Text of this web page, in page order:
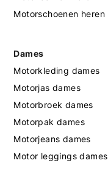
Motorschoenen heren
Dames
Motorkleding dames
Motorjas dames
Motorbroek dames
Motorpak dames
Motorjeans dames
Motor leggings dames